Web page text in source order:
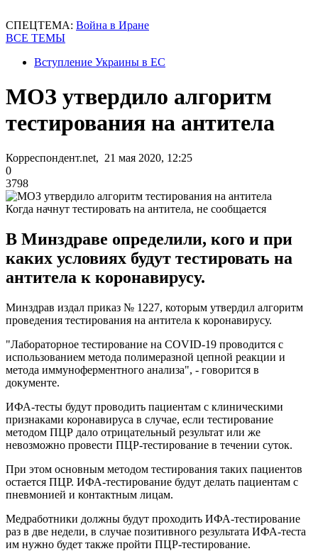
СПЕЦТЕМА: Война в Иране
ВСЕ ТЕМЫ
Вступление Украины в ЕС
МОЗ утвердило алгоритм
тестирования на антитела
Корреспондент.net, 21 мая 2020, 12:25
0
3798
Когда начнут тестировать на антитела, не сообщается
В Минздраве определили, кого и при
каких условиях будут тестировать на
антитела к коронавирусу.
Минздрав издал приказ № 1227, которым утвердил алгоритм
проведения тестирования на антитела к коронавирусу.
"Лабораторное тестирование на COVID-19 проводится с
использованием метода полимеразной цепной реакции и
метода иммуноферментного анализа", - говорится в
документе.
ИФА-тесты будут проводить пациентам с клиническими
признаками коронавируса в случае, если тестирование
методом ПЦР дало отрицательный результат или же
невозможно провести ПЦР-тестирование в течении суток.
При этом основным методом тестирования таких пациентов
остается ПЦР. ИФА-тестирование будут делать пациентам с
пневмонией и контактным лицам.
Медработники должны будут проходить ИФА-тестирование
раз в две недели, в случае позитивного результата ИФА-теста
им нужно будет также пройти ПЦР-тестирование.